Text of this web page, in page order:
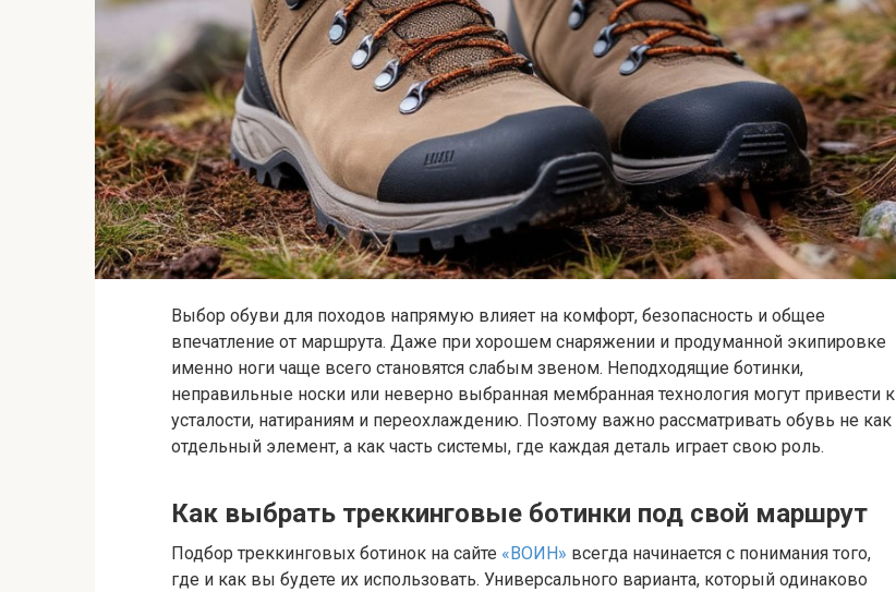
Выбор обуви для походов напрямую влияет на комфорт, безопасность и общее
впечатление от маршрута. Даже при хорошем снаряжении и продуманной экипировке
именно ноги чаще всего становятся слабым звеном. Неподходящие ботинки,
неправильные носки или неверно выбранная мембранная технология могут привести к
усталости, натираниям и переохлаждению. Поэтому важно рассматривать обувь не как
отдельный элемент, а как часть системы, где каждая деталь играет свою роль.
Как выбрать треккинговые ботинки под свой маршрут
Подбор треккинговых ботинок на сайте «ВОИН» всегда начинается с понимания того,
где и как вы будете их использовать. Универсального варианта, который одинаково